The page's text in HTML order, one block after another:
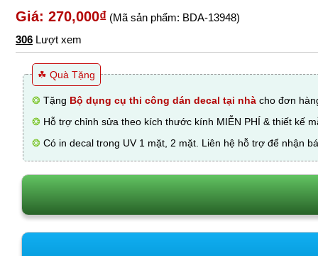
Giá: 270,000₫ (Mã sản phẩm: BDA-13948)
306 Lượt xem
☘ Quà Tặng
❂ Tặng Bộ dụng cụ thi công dán decal tại nhà cho đơn
❂ Hỗ trợ chỉnh sửa theo kích thước kính MIỄN PHÍ & thiết kế
❂ Có in decal trong UV 1 mặt, 2 mặt. Liên hệ hỗ trợ để nhận